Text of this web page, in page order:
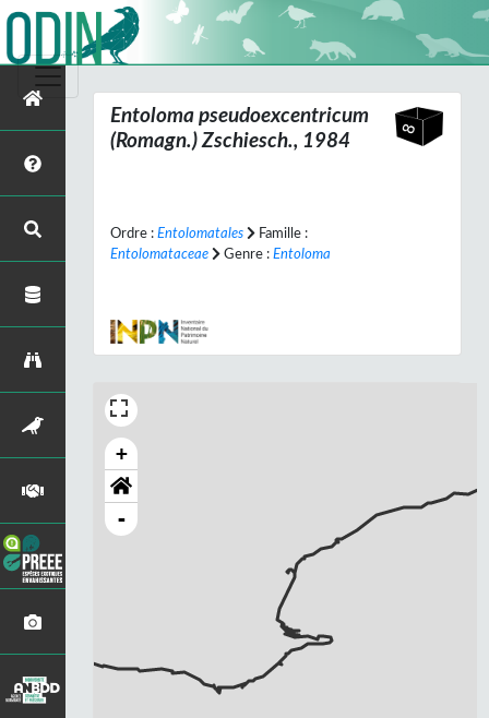
Entoloma pseudoexcentricum
(Romagn.) Zschiesch., 1984
Ordre : Entolomatales
Famille :
Entolomataceae
Genre : Entoloma
+
-